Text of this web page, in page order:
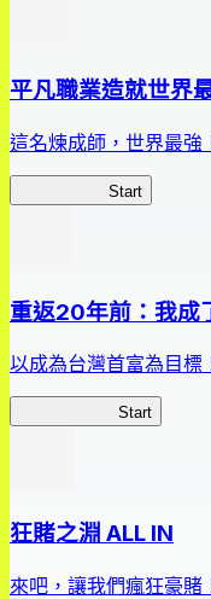
平凡職業造就世界
這名煉成師，世界最強
Start
重返20年前：我成
以成為台灣首富為目標
Start
狂賭之淵 ALL IN
來吧，讓我們瘋狂豪賭